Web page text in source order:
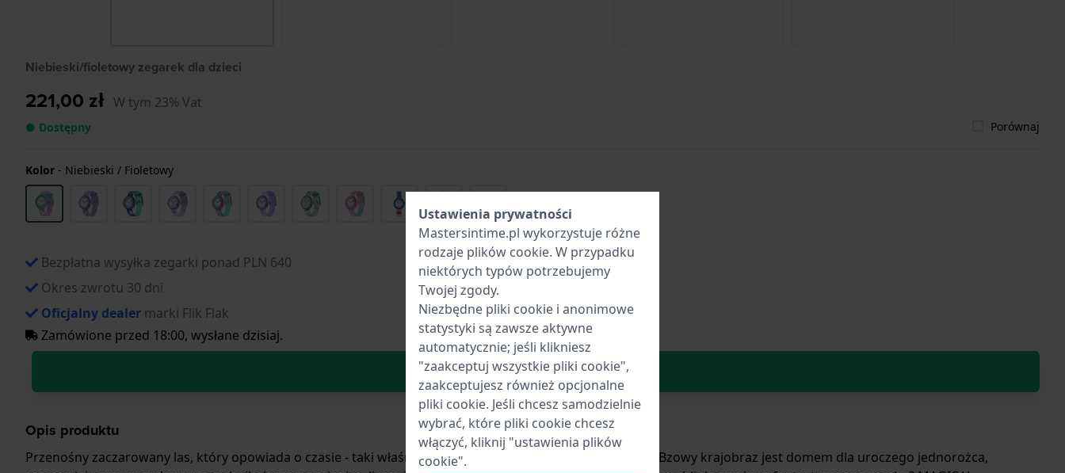
Niebieski/fioletowy zegarek dla dzieci
221,00 zł W tym 23% Vat
● Dostępny Porównaj
Kolor - Niebieski / Fioletowy
Bezpłatna wysyłka zegarki ponad PLN 640
Okres zwrotu 30 dni
Oficjalny dealer marki Flik Flak
Zamówione przed 18:00, wysłane dzisiaj.
W Koszyku
Opis produktu
Przenośny zaczarowany las, który opowiada o czasie - taki właśnie jest ten szwajcarski zegarek dla dzieci. Bzowy krajobraz jest domem dla uroczego jednorożca,
Ustawienia prywatności
Mastersintime.pl wykorzystuje różne
rodzaje plików cookie. W przypadku
niektórych typów potrzebujemy
Twojej zgody.
Niezbędne pliki cookie i anonimowe
statystyki są zawsze aktywne
automatycznie; jeśli klikniesz
"zaakceptuj wszystkie pliki cookie",
zaakceptujesz również opcjonalne
pliki cookie. Jeśli chcesz samodzielnie
wybrać, które pliki cookie chcesz
włączyć, kliknij "ustawienia plików
cookie".